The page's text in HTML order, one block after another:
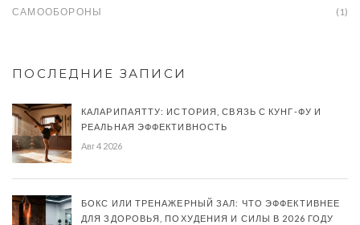
САМООБОРОНЫ (1)
ПОСЛЕДНИЕ ЗАПИСИ
КАЛАРИПАЯТТУ: ИСТОРИЯ, СВЯЗЬ С КУНГ-ФУ И
РЕАЛЬНАЯ ЭФФЕКТИВНОСТЬ
Авг 4 2026
БОКС ИЛИ ТРЕНАЖЕРНЫЙ ЗАЛ: ЧТО ЭФФЕКТИВНЕЕ
ДЛЯ ЗДОРОВЬЯ, ПОХУДЕНИЯ И СИЛЫ В 2026 ГОДУ